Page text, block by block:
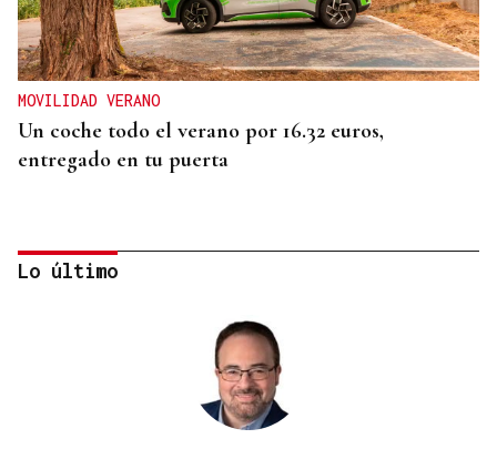
MOVILIDAD VERANO
Un coche todo el verano por 16.32 euros,
entregado en tu puerta
Lo último